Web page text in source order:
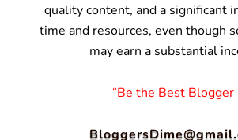
quality content, and a significant
time and resources, even though
may earn a substantial
“Be the Best Blogger